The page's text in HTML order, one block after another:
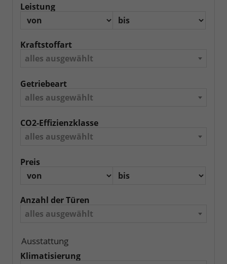
Leistung
Kraftstoffart
alles ausgewählt
Getriebeart
alles ausgewählt
CO2-Effizienzklasse
alles ausgewählt
Preis
Anzahl der Türen
alles ausgewählt
Ausstattung
Klimatisierung